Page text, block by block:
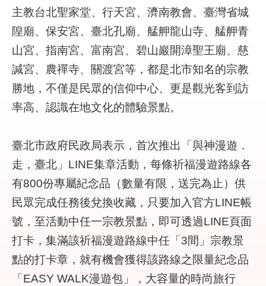
回
首
頁
English
陳
統
見
問
雙
語
詞
彙
主教台北聖家堂、行天宮、濟南教會、臺灣省城
隍廟、保安宮、臺北孔廟、艋舺龍山寺、艋舺青
山宮、指南宮、富南宮、碧山巖開漳聖王廟、慈
諴宮、農禪寺、關渡宮等，都是北市知名的宗教
勝地，不僅是民眾的信仰中心、更是觀光客到訪
率高、認識在地文化的體驗景點。
臺北市政府民政局表示，首次推出「與神漫遊．
走，臺北」LINE集章活動，每條祈福漫遊路線各
有800份專屬紀念品（數量有限，送完為止）供
民眾完成任務後兌換收藏，只要加入官方LINE帳
號，至活動中任一宗教景點，即可透過LINE頁面
打卡，集滿該祈福漫遊路線中任「3間」宗教景
點的打卡章，就有機會獲得該路線之限量紀念品
「EASY WALK漫遊包」，大容量的時尚旅行